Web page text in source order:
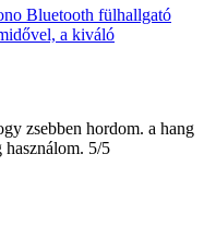
Bluetooth fülhallgató
a kiváló
zsebben hordom. a hang
használom. 5/5